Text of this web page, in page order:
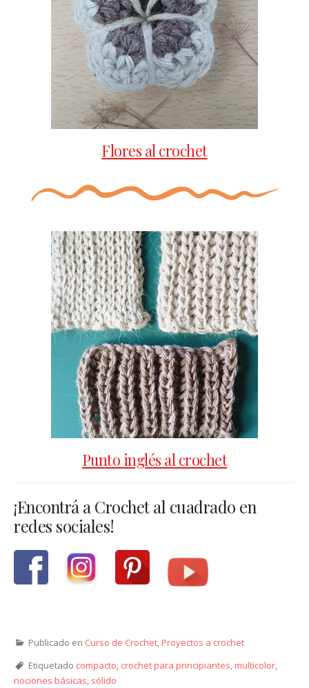
Flores al crochet
Punto inglés al crochet
¡Encontrá a Crochet al cuadrado en
redes sociales!
Publicado en Curso de Crochet,Proyectos a crochet
Etiquetado compacto, crochet para principiantes,multicolor,
nociones básicas, sólido